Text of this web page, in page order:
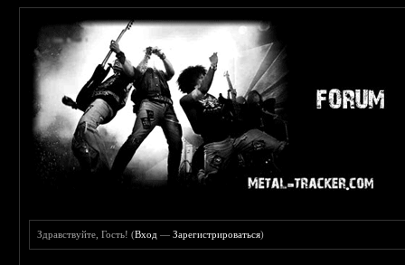
Здравствуйте, Гость! (Вход —Зарегистрироваться)